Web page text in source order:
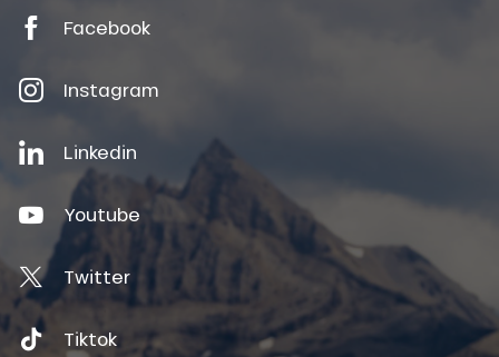
Facebook
Instagram
Linkedin
Youtube
Twitter
Tiktok